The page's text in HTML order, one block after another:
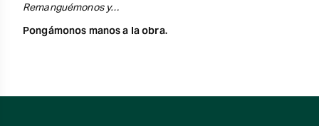
Remanguémonos y…
Pongámonos manos a la obra.